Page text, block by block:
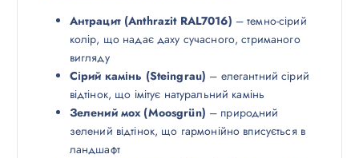
Антрацит (Anthrazit RAL7016) – темно-сірий
колір, що надає даху сучасного, стриманого
вигляду
Сірий камінь (Steingrau) – елегантний сірий
відтінок, що імітує натуральний камінь
Зелений мох (Moosgrün) – природний
зелений відтінок, що гармонійно вписується в
ландшафт